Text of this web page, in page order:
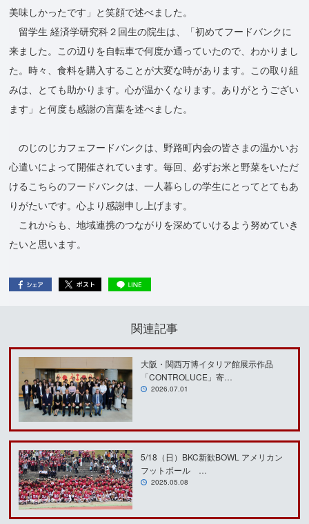
美味しかったです」と笑顔で述べました。
留学生 経済学研究科２回生の院生は、「初めてフードバンクに
来ました。この辺りを自転車で何度か通っていたので、わかりまし
た。時々、食料を購入することが大変な時があります。この取り組
みは、とても助かります。心が温かくなります。ありがとうござい
ます」と何度も感謝の言葉を述べました。
のじのじカフェフードバンクは、野路町内会の皆さまの温かいお
心遣いによって開催されています。毎回、必ずお米と野菜をいただ
けるこちらのフードバンクは、一人暮らしの学生にとってとてもあ
りがたいです。心より感謝申し上げます。
これからも、地域連携のつながりを深めていけるよう努めていき
たいと思います。
関連記事
大阪・関西万博イタリア館展示作品
「CONTROLUCE」寄…
2026.07.01
5/18（日）BKC新歓BOWL アメリカン
フットボール …
2025.05.08